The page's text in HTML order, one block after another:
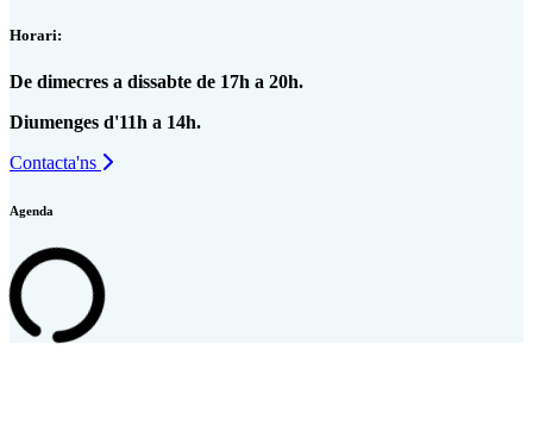
Horari:
De dimecres a dissabte de 17h a 20h.
Diumenges d'11h a 14h.
Contacta'ns
Agenda